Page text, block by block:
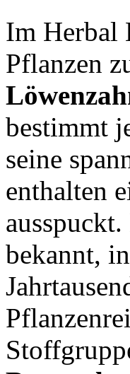
Im Herbal
Pflanzen
bestimmt
seine
enthalten
bekannt,